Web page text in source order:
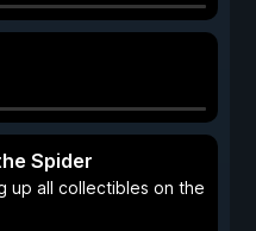
Spider
up all collectibles on the